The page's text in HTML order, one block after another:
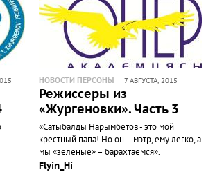
НОВОСТИ ПЕРСОНЫ 7 АВГУСТА, 2015
Режиссеры из
«Жургеновки». Часть 3
«Сатыбалды Нарымбетов - это мой
крестный папа! Но он – мэтр, ему легко, а
мы «зеленые» – барахтаемся».
Flyin_Hi